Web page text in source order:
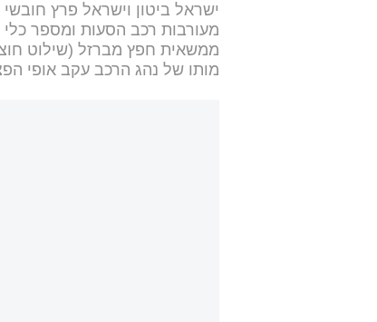
ישראל ביטון וישראל פרץ
מעורבות רכב הסעות ומספר
ממשאית חפץ מברזל (שילוט
מותו של נהג הרכב עקב אופי